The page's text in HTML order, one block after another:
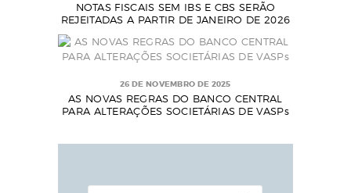
NOTAS FISCAIS SEM IBS E CBS SERÃO
REJEITADAS A PARTIR DE JANEIRO DE 2026
26 DE NOVEMBRO DE 2025
AS NOVAS REGRAS DO BANCO CENTRAL
PARA ALTERAÇÕES SOCIETÁRIAS DE VASPs